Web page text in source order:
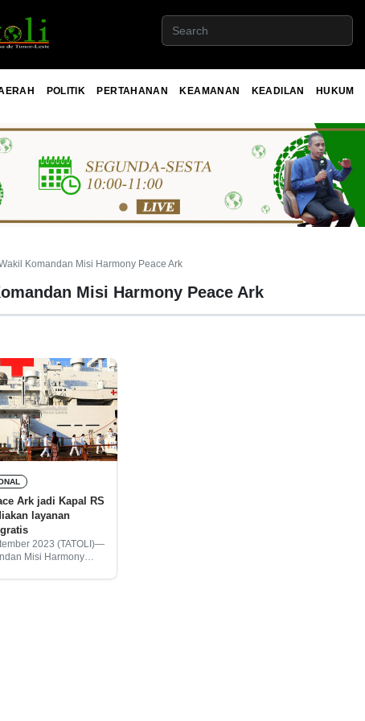
POLITIK PERTAHANAN KEAMANAN KEADILAN HUKUM
Komandan Misi Harmony Peace Ark
Misi Harmony Peace Ark
Ark jadi Kapal RS
layanan
2023 (TATOLI)—
Misi Harmony